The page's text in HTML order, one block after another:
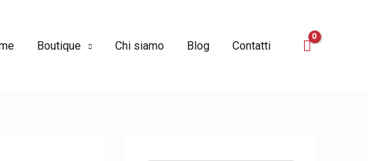
Boutique Chi siamo Blog Contatti